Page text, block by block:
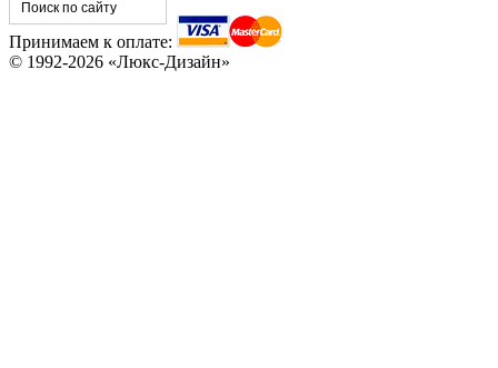
Принимаем к оплате:
© 1992-2026 «Люкс-Дизайн»